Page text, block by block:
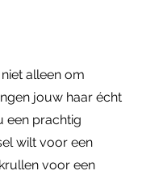
alleen om
jouw haar écht
een prachtig
wilt voor een
voor een